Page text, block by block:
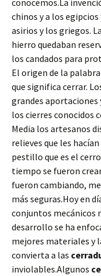
conocemos.La
chinos y a los
asirios y los griegos.
hierro quedaban
los candados para
El origen de la palabra
que significa cerrar.
grandes aportaciones
los cierres conocidos
Media los artesanos
relieves que les
pestillo que es el
tiempo se fueron
fueron cambiando,
más seguras.Hoy en
conjuntos mecánicos
desarrollo se ha
mejores materiales y
convierta a las
inviolables.Algunos